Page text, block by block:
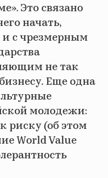
Это связано
начать,
и с чрезмерным
не так
Еще одна
молодежи:
риску (об этом
World Value